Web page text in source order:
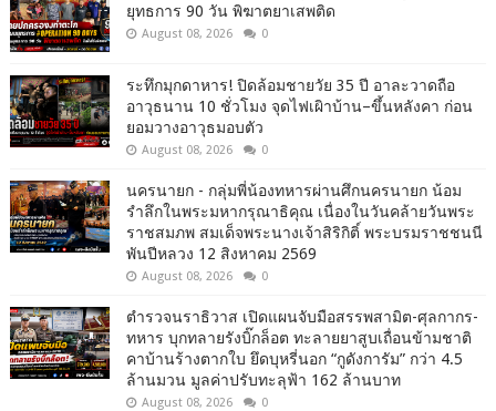
ยุทธการ 90 วัน พิฆาตยาเสพติด
August 08, 2026 0
ระทึกมุกดาหาร! ปิดล้อมชายวัย 35 ปี อาละวาดถือ
อาวุธนาน 10 ชั่วโมง จุดไฟเผิาบ้าน–ขึ้นหลังคา ก่อน
ยอมวางอาวุธมอบตัว
August 08, 2026 0
นครนายก - กลุ่มพี่น้องทหารผ่านศึกนครนายก น้อม
รำลึกในพระมหากรุณาธิคุณ เนื่องในวันคล้ายวันพระ
ราชสมภพ สมเด็จพระนางเจ้าสิริกิติ์ พระบรมราชชนนี
พันปีหลวง 12 สิงหาคม 2569
August 08, 2026 0
ตำรวจนราธิวาส เปิดแผนจับมือสรรพสามิต-ศุลกากร-
ทหาร บุกทลายรังบิ๊กล็อต ทะลายยาสูบเถื่อนข้ามชาติ
คาบ้านร้างตากใบ ยึดบุหรี่นอก “กูดังการัม” กว่า 4.5
ล้านมวน มูลค่าปรับทะลุฟ้า 162 ล้านบาท
August 08, 2026 0